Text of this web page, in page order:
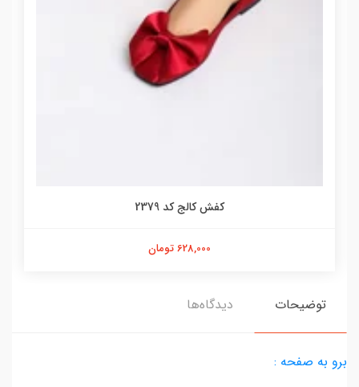
کفش کالج کد 2379
628,000 تومان
توضیحات دیدگاه‌ها
برو به صفحه :